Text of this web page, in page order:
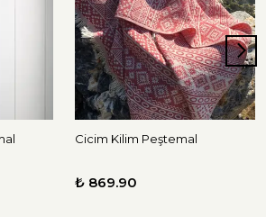
Cicim Kilim Peştemal
₺ 869.90